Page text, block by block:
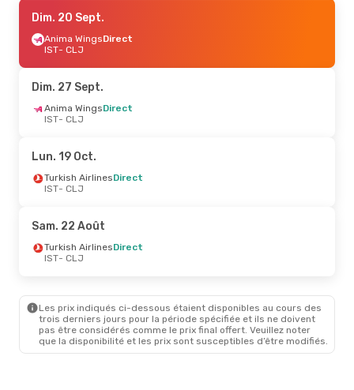
Jeu. 10 Sept.- Dim. 13 Sept.
Anima WingsDirect
IST- CLJ
CLJ- IST
Sam. 26 Sept.- Sam. 26 Sept.
Turkish Airlines
CLJ- IST
Dim. 20 Sept.
Anima WingsDirect
IST- CLJ
Dim. 27 Sept.
Anima WingsDirect
IST- CLJ
Lun. 19 Oct.
Turkish AirlinesDirect
IST- CLJ
Sam. 22 Août
Turkish AirlinesDirect
IST- CLJ
Les prix indiqués ci-dessous étaient disponibles au cours des
trois derniers jours pour la période spécifiée et ils ne doivent
pas être considérés comme le prix final offert. Veuillez noter
que la disponibilité et les prix sont susceptibles d’être modifiés.